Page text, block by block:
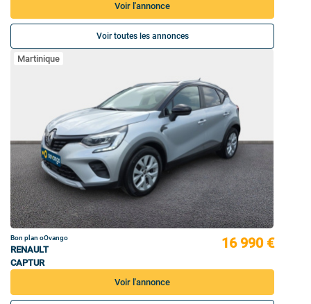
Voir l'annonce
Voir toutes les annonces
Martinique
Bon plan oOvango
RENAULT
CAPTUR
16 990 €
Voir l'annonce